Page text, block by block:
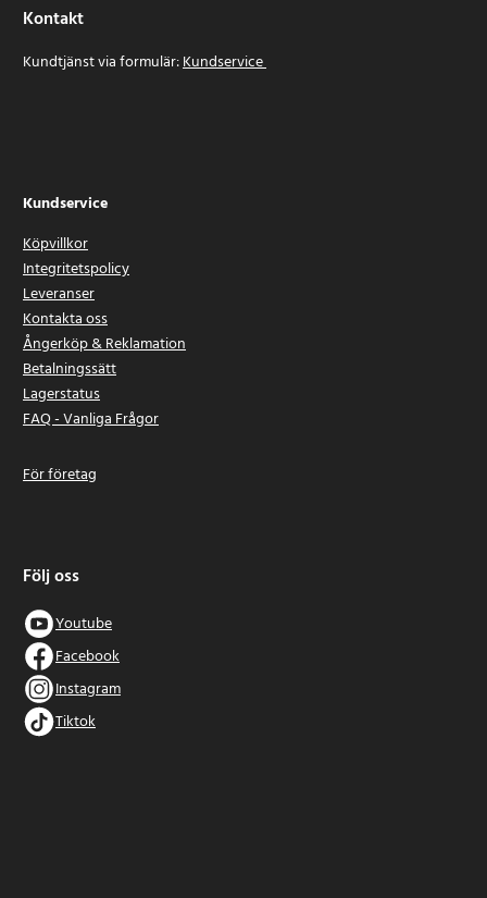
Kontakt
Kundtjänst via formulär:Kundservice
Kundservice
Köpvillkor
Integritetspolicy
Leveranser
Kontakta oss
Ångerköp & Reklamation
Betalningssätt
Lagerstatus
FAQ - Vanliga Frågor
För företag
Följ oss
Youtube
Facebook
Instagram
Tiktok